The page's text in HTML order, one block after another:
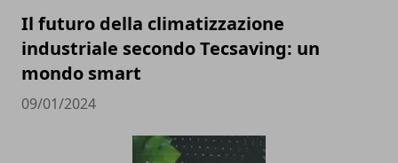
Il futuro della climatizzazione
industriale secondo Tecsaving: un
mondo smart
09/01/2024